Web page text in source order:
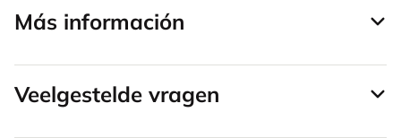
Más información
Veelgestelde vragen